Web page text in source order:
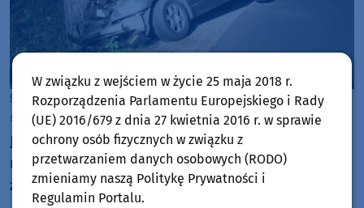
Gmina Czersk
środa, 22 lipca 2026, 11:03
Jechał po alkoholu i uderzył w drzewo. Po kolizji
mieszkaniec gminy Czersk uciekł z miejsca
zdarzenia
W związku z wejściem w życie 25 maja 2018 r.
Rozporządzenia Parlamentu Europejskiego i Rady
(UE) 2016/679 z dnia 27 kwietnia 2016 r. w sprawie
ochrony osób fizycznych w związku z
przetwarzaniem danych osobowych (RODO)
zmieniamy naszą Politykę Prywatności i
Regulamin Portalu.